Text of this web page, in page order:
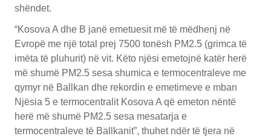
shëndet.
“Kosova A dhe B janë emetuesit më të mëdhenj në
Evropë me një total prej 7500 tonësh PM2.5 (grimca të
imëta të pluhurit) në vit. Këto njësi emetojnë katër herë
më shumë PM2.5 sesa shumica e termocentraleve me
qymyr në Ballkan dhe rekordin e emetimeve e mban
Njësia 5 e termocentralit Kosova A që emeton nëntë
herë më shumë PM2.5 sesa mesatarja e
termocentraleve të Ballkanit”, thuhet ndër të tjera në